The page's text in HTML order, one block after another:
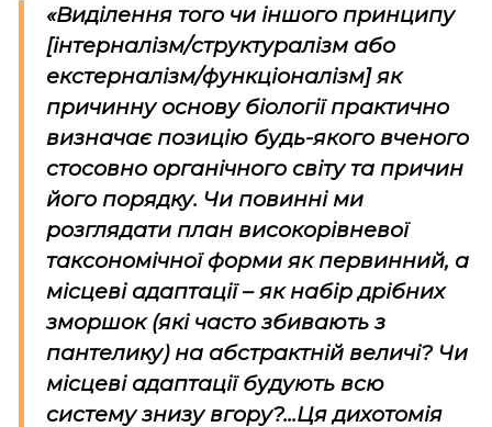
«Виділення того чи іншого принципу
[інтерналізм/структуралізм або
екстерналізм/функціоналізм] як
причинну основу біології практично
визначає позицію будь-якого вченого
стосовно органічного світу та причин
його порядку. Чи повинні ми
розглядати план високорівневої
таксономічної форми як первинний, а
місцеві адаптації – як набір дрібних
зморшок (які часто збивають з
пантелику) на абстрактній величі? Чи
місцеві адаптації будують всю
систему знизу вгору?...Ця дихотомія